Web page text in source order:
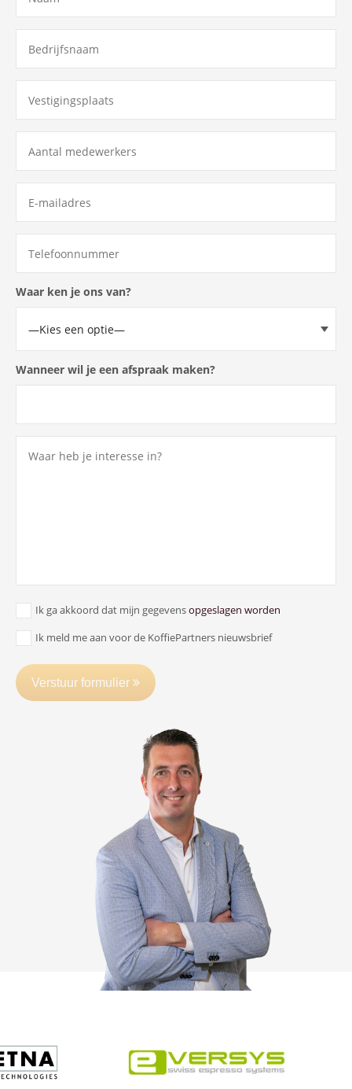
Waar ken je ons van?
Wanneer wil je een afspraak maken?
Ik ga akkoord dat mijn gegevensopgeslagen worden
Ik meld me aan voor de KoffiePartners nieuwsbrief
Verstuur formulier